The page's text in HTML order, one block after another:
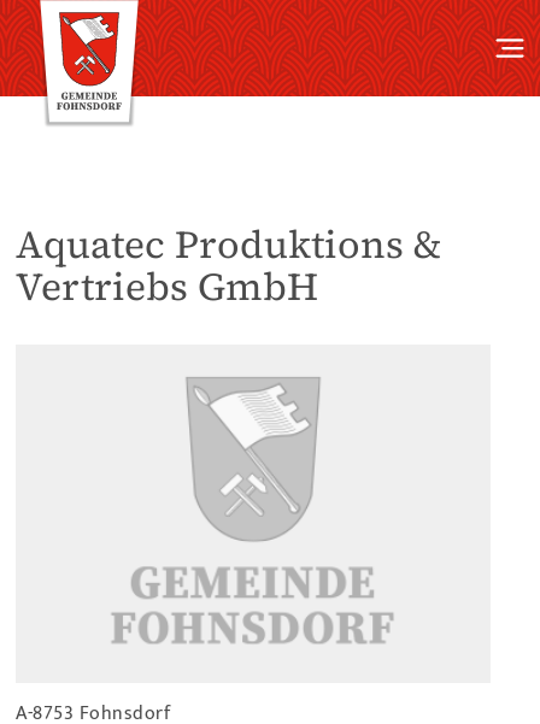
Aquatec Produktions &
Vertriebs GmbH
A-8753 Fohnsdorf